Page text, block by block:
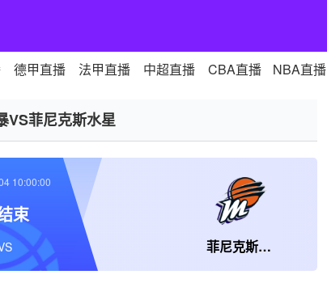
德甲直播 法甲直播 中超直播 CBA直播 NBA直播
VS菲尼克斯水星
菲尼克斯水星
10:00:00
束